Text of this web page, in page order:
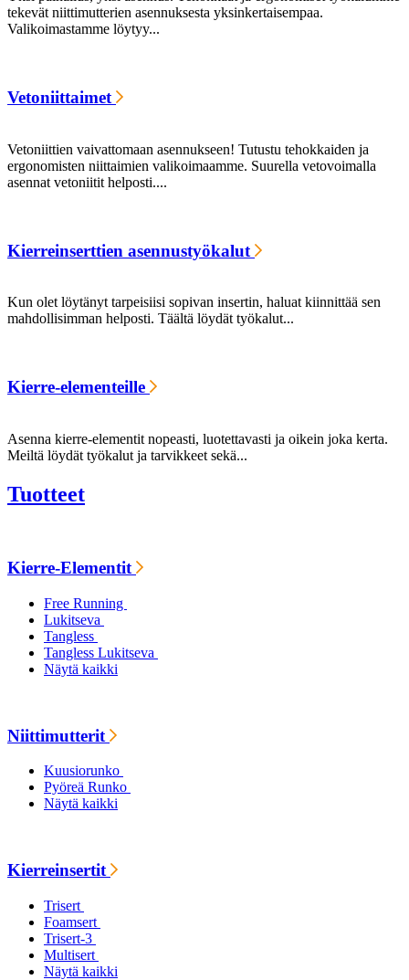
tekevät niittimutterien asennuksesta yksinkertaisempaa.
Valikoimastamme löytyy...
Vetoniittaimet
Vetoniittien vaivattomaan asennukseen! Tutustu tehokkaiden ja
ergonomisten niittaimien valikoimaamme. Suurella vetovoimalla
asennat vetoniitit helposti....
Kierreinserttien asennustyökalut
Kun olet löytänyt tarpeisiisi sopivan insertin, haluat kiinnittää sen
mahdollisimman helposti. Täältä löydät työkalut...
Kierre-elementeille
Asenna kierre-elementit nopeasti, luotettavasti ja oikein joka kerta.
Meiltä löydät työkalut ja tarvikkeet sekä...
Tuotteet
Kierre-Elementit
Free Running
Lukitseva
Tangless
Tangless Lukitseva
Näytä kaikki
Niittimutterit
Kuusiorunko
Pyöreä Runko
Näytä kaikki
Kierreinsertit
Trisert
Foamsert
Trisert-3
Multisert
Näytä kaikki